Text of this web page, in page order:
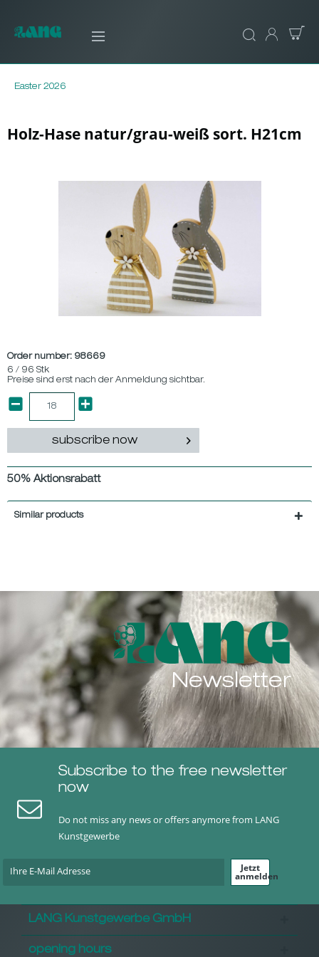
Easter 2026
Holz-Hase natur/grau-weiß sort. H21cm
Order number: 98669
6 / 96 Stk
Preise sind erst nach der Anmeldung sichtbar.
subscribe now
50% Aktionsrabatt
Similar products
Newsletter
Subscribe to the free newsletter
now
Do not miss any news or offers anymore from LANG
Kunstgewerbe
Jetzt
anmelden
LANG Kunstgewerbe GmbH
opening hours